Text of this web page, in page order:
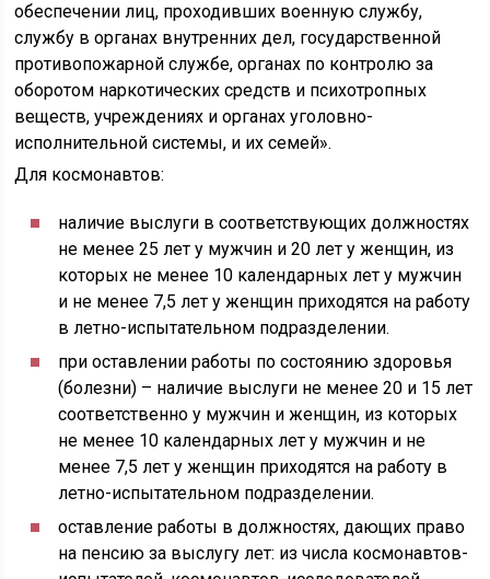
обеспечении лиц, проходивших военную службу,
службу в органах внутренних дел, государственной
противопожарной службе, органах по контролю за
оборотом наркотических средств и психотропных
веществ, учреждениях и органах уголовно-
исполнительной системы, и их семей».
Для космонавтов:
наличие выслуги в соответствующих должностях
не менее 25 лет у мужчин и 20 лет у женщин, из
которых не менее 10 календарных лет у мужчин
и не менее 7,5 лет у женщин приходятся на работу
в летно-испытательном подразделении.
при оставлении работы по состоянию здоровья
(болезни) – наличие выслуги не менее 20 и 15 лет
соответственно у мужчин и женщин, из которых
не менее 10 календарных лет у мужчин и не
менее 7,5 лет у женщин приходятся на работу в
летно-испытательном подразделении.
оставление работы в должностях, дающих право
на пенсию за выслугу лет: из числа космонавтов-